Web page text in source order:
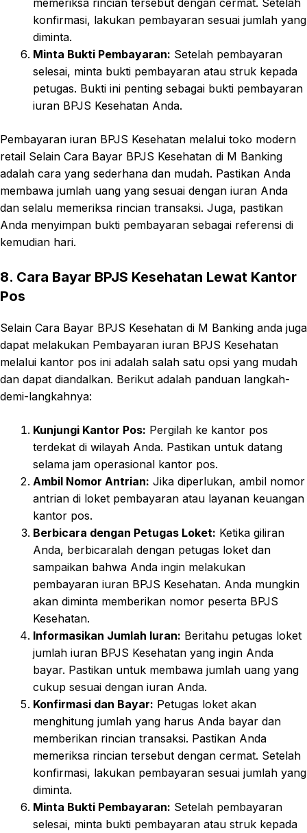
konfirmasi, lakukan pembayaran sesuai jumlah yang
diminta.
Minta Bukti Pembayaran: Setelah pembayaran
selesai, minta bukti pembayaran atau struk kepada
petugas. Bukti ini penting sebagai bukti pembayaran
iuran BPJS Kesehatan Anda.
Pembayaran iuran BPJS Kesehatan melalui toko modern
retail Selain Cara Bayar BPJS Kesehatan di M Banking
adalah cara yang sederhana dan mudah. Pastikan Anda
membawa jumlah uang yang sesuai dengan iuran Anda
dan selalu memeriksa rincian transaksi. Juga, pastikan
Anda menyimpan bukti pembayaran sebagai referensi di
kemudian hari.
8. Cara Bayar BPJS Kesehatan Lewat Kantor
Pos
Selain Cara Bayar BPJS Kesehatan di M Banking anda juga
dapat melakukan Pembayaran iuran BPJS Kesehatan
melalui kantor pos ini adalah salah satu opsi yang mudah
dan dapat diandalkan. Berikut adalah panduan langkah-
demi-langkahnya:
Kunjungi Kantor Pos: Pergilah ke kantor pos
terdekat di wilayah Anda. Pastikan untuk datang
selama jam operasional kantor pos.
Ambil Nomor Antrian: Jika diperlukan, ambil nomor
antrian di loket pembayaran atau layanan keuangan
kantor pos.
Berbicara dengan Petugas Loket: Ketika giliran
Anda, berbicaralah dengan petugas loket dan
sampaikan bahwa Anda ingin melakukan
pembayaran iuran BPJS Kesehatan. Anda mungkin
akan diminta memberikan nomor peserta BPJS
Kesehatan.
Informasikan Jumlah Iuran: Beritahu petugas loket
jumlah iuran BPJS Kesehatan yang ingin Anda
bayar. Pastikan untuk membawa jumlah uang yang
cukup sesuai dengan iuran Anda.
Konfirmasi dan Bayar: Petugas loket akan
menghitung jumlah yang harus Anda bayar dan
memberikan rincian transaksi. Pastikan Anda
memeriksa rincian tersebut dengan cermat. Setelah
konfirmasi, lakukan pembayaran sesuai jumlah yang
diminta.
Minta Bukti Pembayaran: Setelah pembayaran
selesai, minta bukti pembayaran atau struk kepada